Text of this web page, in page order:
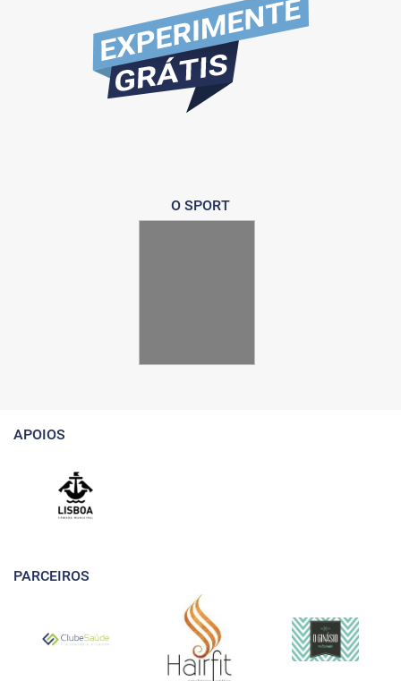
O SPORT
APOIOS
PARCEIROS